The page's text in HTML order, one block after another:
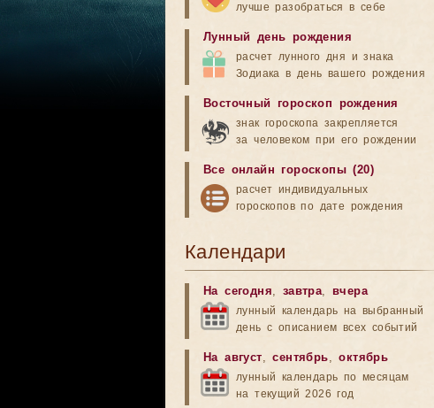
лучше разобраться в себе
Лунный день рождения
расчет лунного дня и знака
Зодиака в день вашего рождения
Восточный гороскоп рождения
знак гороскопа закрепляется
за человеком при его рождении
Все онлайн гороскопы (20)
расчет индивидуальных
гороскопов по дате рождения
Календари
На сегодня, завтра,вчера
лунный календарь на выбранный
день с описанием всех событий
На август,сентябрь,октябрь
лунный календарь по месяцам
на текущий 2026 год